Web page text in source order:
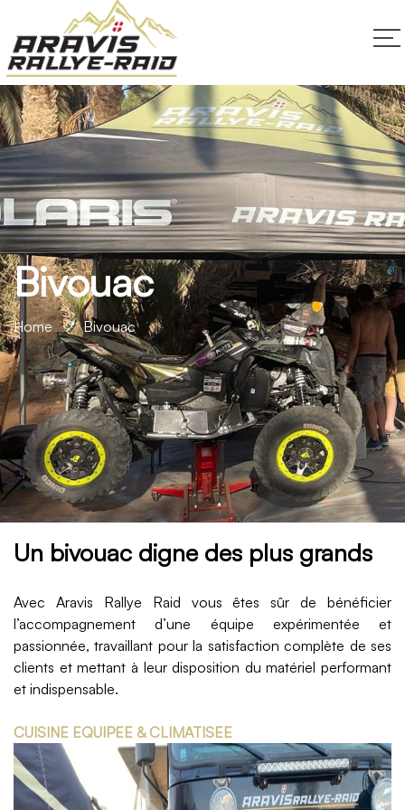
Bivouac
Home Bivouac
Un bivouac digne des plus grands
Avec Aravis Rallye Raid vous êtes sûr de bénéficier
l’accompagnement d’une équipe expérimentée et
passionnée, travaillant pour la satisfaction complète de ses
clients et mettant à leur disposition du matériel performant
et indispensable.
CUISINE EQUIPEE & CLIMATISEE